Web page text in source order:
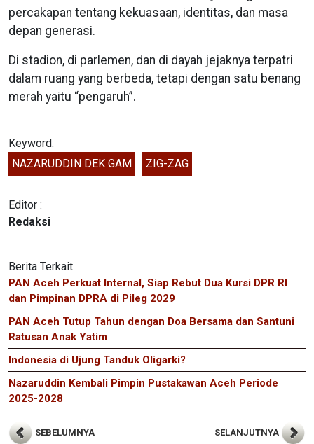
percakapan tentang kekuasaan, identitas, dan masa
depan generasi.
Di stadion, di parlemen, dan di dayah jejaknya terpatri
dalam ruang yang berbeda, tetapi dengan satu benang
merah yaitu “pengaruh”.
Keyword:
NAZARUDDIN DEK GAM
ZIG-ZAG
Editor :
Redaksi
Berita Terkait
PAN Aceh Perkuat Internal, Siap Rebut Dua Kursi DPR RI
dan Pimpinan DPRA di Pileg 2029
PAN Aceh Tutup Tahun dengan Doa Bersama dan Santuni
Ratusan Anak Yatim
Indonesia di Ujung Tanduk Oligarki?
Nazaruddin Kembali Pimpin Pustakawan Aceh Periode
2025-2028
SEBELUMNYA SELANJUTNYA